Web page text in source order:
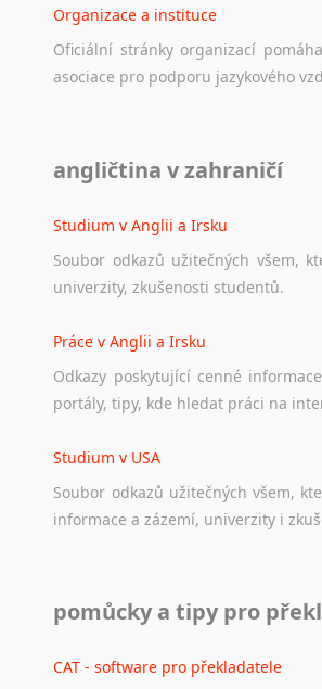
Organizace a instituce
Oficiální stránky organizací
asociace pro podporu jazykového
Ať už se jedná o česká diskusní
angličtina v zahraničí
Studium v Anglii a Irsku
Soubor odkazů užitečných všem,
univerzity, zkušenosti studentů.
Práce v Anglii a Irsku
Odkazy poskytující cenné informace
portály, tipy, kde hledat práci na
Studium v USA
Soubor odkazů užitečných všem,
informace a zázemí, univerzity i
Odkazy poskytující cenné informace
pomůcky a tipy pro
CAT - software pro překladatele